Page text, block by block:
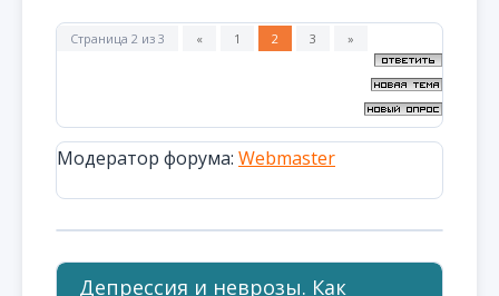
Страница 2 из 3 « 1 2 3 »
Модератор форума: Webmaster
Депрессия и неврозы. Как